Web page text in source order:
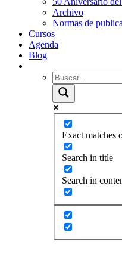
Archivo
Normas de
Cursos
Agenda
Blog
Exact matches
Search in title
Search in